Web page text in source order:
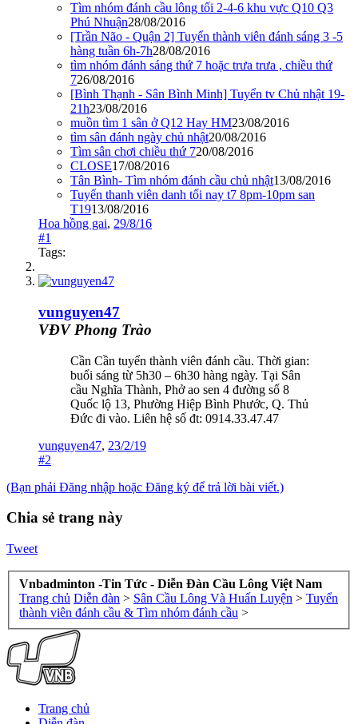
Tìm nhóm đánh cầu lông tối 2-4-6 khu vực Q10 Q3
Phú Nhuận28/08/2016
[Trần Não - Quận 2] Tuyển thành viên đánh sáng 3 -5
hàng tuần 6h-7h28/08/2016
tìm nhóm đánh sáng thứ 7 hoặc trưa trưa , chiều thứ
726/08/2016
[Bình Thạnh - Sân Bình Minh] Tuyển tv Chủ nhật 19-
21h23/08/2016
muồn tìm 1 sân ở Q12 Hay HM23/08/2016
tìm sân đánh ngày chủ nhật20/08/2016
Tìm sân chơi chiều thứ 720/08/2016
CLOSE17/08/2016
Tân Bình- Tìm nhóm đánh cầu chủ nhật13/08/2016
Tuyến thanh viên danh tối nay t7 8pm-10pm san
T1913/08/2016
Hoa hồng gai, 29/8/16
#1
Tags:
vunguyen47
VĐV Phong Trào
Cần Cần tuyển thành viên đánh cầu. Thời gian:
buổi sáng từ 5h30 – 6h30 hàng ngày. Tại Sân
cầu Nghĩa Thành, Phở ao sen 4 đường số 8
Quốc lộ 13, Phường Hiệp Bình Phước, Q. Thủ
Đức đi vào. Liên hệ số đt: 0914.33.47.47
vunguyen47, 23/2/19
#2
(Bạn phải Đăng nhập hoặc Đăng ký để trả lời bài viết.)
Chia sẻ trang này
Tweet
Vnbadminton -Tin Tức - Diễn Đàn Cầu Lông Việt Nam
Trang chủ Diễn đàn > Sân Cầu Lông Và Huấn Luyện > Tuyển
thành viên đánh cầu & Tìm nhóm đánh cầu >
Trang chủ